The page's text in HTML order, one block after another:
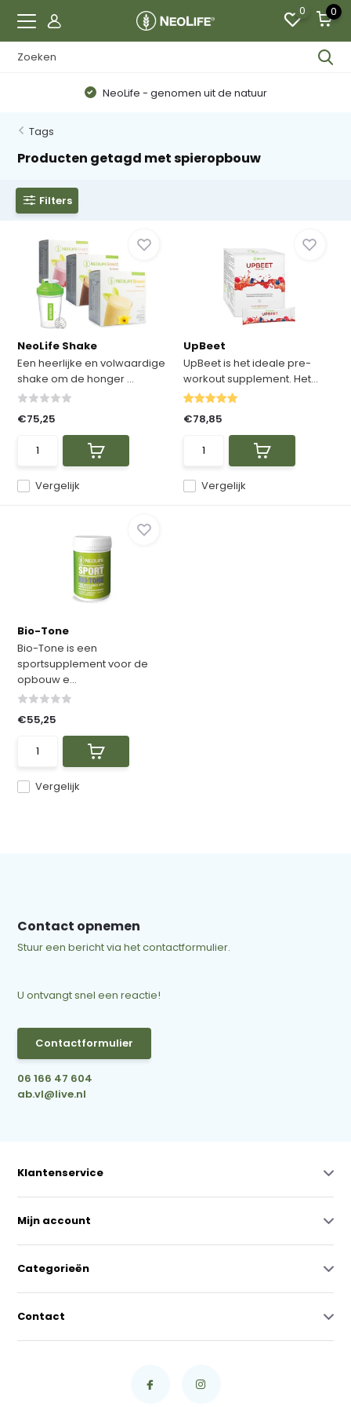
0 0
NeoLife - genomen uit de natuur
Tags
Producten getagd met spieropbouw
Filters
NeoLife Shake
Een heerlijke en volwaardige
shake om de honger ...
Vergelijk
€75,25
UpBeet
UpBeet is het ideale pre-
workout supplement. Het...
Vergelijk
€78,85
Bio-Tone
Bio-Tone is een
sportsupplement voor de
opbouw e...
Vergelijk
€55,25
Contact opnemen
Stuur een bericht via het contactformulier.
U ontvangt snel een reactie!
Contactformulier
06 166 47 604
ab.vl@live.nl
Klantenservice
Mijn account
Categorieën
Contact